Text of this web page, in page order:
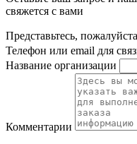
свяжется с вами
Представьтесь, пожалуйста
Телефон или email для
Название организации
Комментарии